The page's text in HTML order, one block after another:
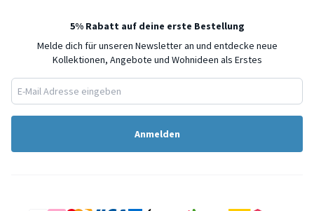
5% Rabatt auf deine erste Bestellung
Melde dich für unseren Newsletter an und entdecke neue
Kollektionen, Angebote und Wohnideen als Erstes
Anmelden